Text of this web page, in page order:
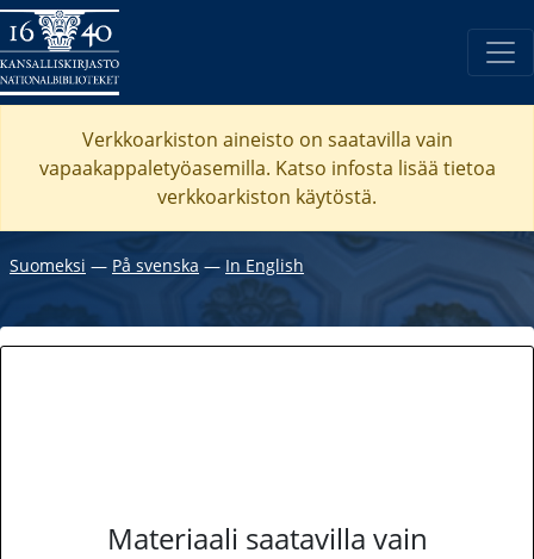
Verkkoarkiston aineisto on saatavilla vain
vapaakappaletyöasemilla. Katso infosta lisää tietoa
verkkoarkiston käytöstä.
Suomeksi ― På svenska ― In English
Materiaali saatavilla vain